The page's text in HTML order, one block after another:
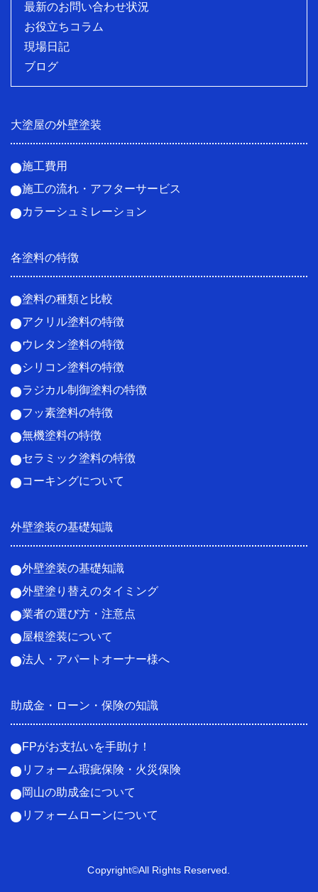
最新のお問い合わせ状況
お役立ちコラム
現場日記
ブログ
大塗屋の外壁塗装
施工費用
施工の流れ・アフターサービス
カラーシュミレーション
外壁塗装の基礎知識
外壁塗装の基礎知識
外壁塗り替えのタイミング
業者の選び方・注意点
屋根塗装について
法人・アパートオーナー様へ
各塗料の特徴
塗料の種類と比較
アクリル塗料の特徴
ウレタン塗料の特徴
シリコン塗料の特徴
ラジカル制御塗料の特徴
フッ素塗料の特徴
無機塗料の特徴
セラミック塗料の特徴
コーキングについて
助成金・ローン・保険の知識
FPがお支払いを手助け！
リフォーム瑕疵保険・火災保険
岡山の助成金について
リフォームローンについて
Copyright©All Rights Reserved.